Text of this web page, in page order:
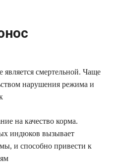
является смертельной. Чаще
нарушения режима и
на качество корма.
индюков вызывает
и способно привести к